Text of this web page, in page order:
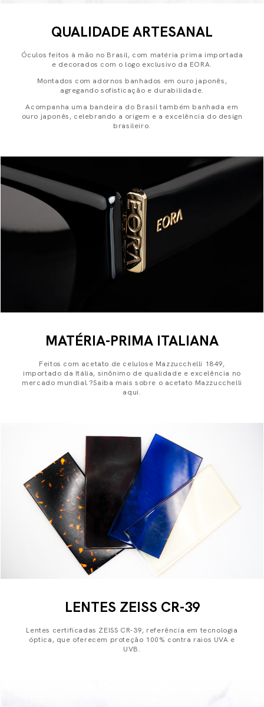
QUALIDADE ARTESANAL
Óculos feitos à mão no Brasil, com matéria prima importada
e decorados com o logo exclusivo da EORA.
Montados com adornos banhados em ouro japonês,
agregando sofisticação e durabilidade.
Acompanha uma bandeira do Brasil também banhada em
ouro japonês, celebrando a origem e a excelência do design
brasileiro.
MATÉRIA-PRIMA ITALIANA
Feitos com acetato de celulose Mazzucchelli 1849,
importado da Itália, sinônimo de qualidade e excelência no
mercado mundial.?Saiba mais sobre o acetato Mazzucchelli
aqui.
LENTES ZEISS CR-39
Lentes certificadas ZEISS CR-39, referência em tecnologia
óptica, que oferecem proteção 100% contra raios UVA e
UVB.